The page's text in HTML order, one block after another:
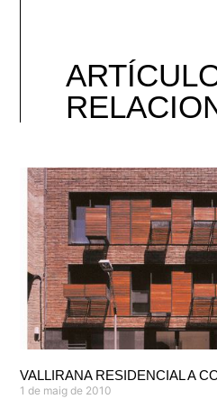
VALLIRANA RESIDENCIAL A
1 de maig de 2010